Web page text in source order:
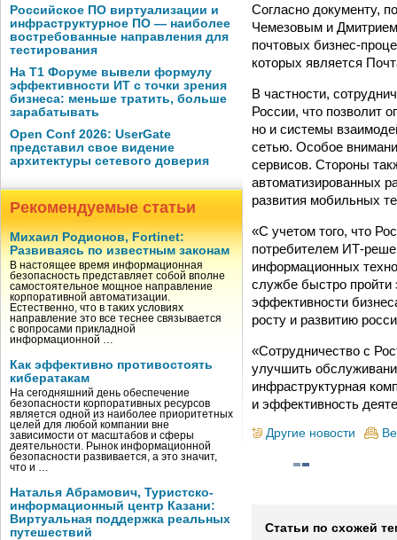
Российское ПО виртуализации и
инфраструктурное ПО — наиболее
востребованные направления для
тестирования
На Т1 Форуме вывели формулу
эффективности ИТ с точки зрения
бизнеса: меньше тратить, больше
зарабатывать
Open Conf 2026: UserGate
представил свое видение
архитектуры сетевого доверия
Рекомендуемые статьи
Михаил Родионов, Fortinet:
Развиваясь по известным законам
В настоящее время информационная
безопасность представляет собой вполне
самостоятельное мощное направление
корпоративной автоматизации.
Естественно, что в таких условиях
направление это все теснее связывается
с вопросами прикладной
информационной …
Как эффективно противостоять
кибератакам
На сегодняшний день обеспечение
безопасности корпоративных ресурсов
является одной из наиболее приоритетных
целей для любой компании вне
зависимости от масштабов и сферы
деятельности. Рынок информационной
безопасности развивается, а это значит,
что и …
Наталья Абрамович, Туристско-
информационный центр Казани:
Виртуальная поддержка реальных
путешествий
Согласно документу,
Чемезовым и
почтовых бизнес-
которых является
В частности,
России, что позволит
но и системы
сетью. Особое
сервисов. Стороны
автоматизированных
развития мобильных
«С учетом того, что
потребителем ИТ-
информационных
службе быстро пройти
эффективности
росту и развитию
«Сотрудничество с
улучшить
инфраструктурная
и эффективность
Другие новости
Статьи по схожей